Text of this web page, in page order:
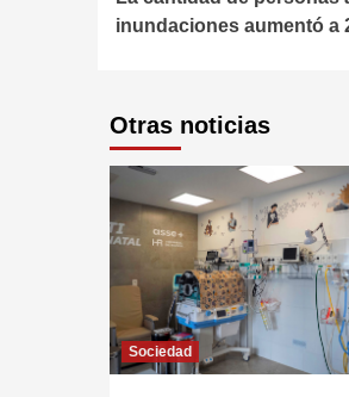
Reading
inundaciones aumentó a
Otras noticias
Sociedad